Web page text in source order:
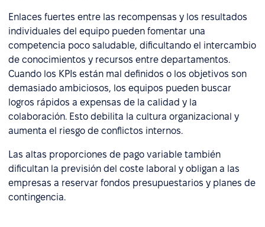
Enlaces fuertes entre las recompensas y los resultados
individuales del equipo pueden fomentar una
competencia poco saludable, dificultando el intercambio
de conocimientos y recursos entre departamentos.
Cuando los KPIs están mal definidos o los objetivos son
demasiado ambiciosos, los equipos pueden buscar
logros rápidos a expensas de la calidad y la
colaboración. Esto debilita la cultura organizacional y
aumenta el riesgo de conflictos internos.
Las altas proporciones de pago variable también
dificultan la previsión del coste laboral y obligan a las
empresas a reservar fondos presupuestarios y planes de
contingencia.